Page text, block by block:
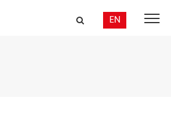
EN